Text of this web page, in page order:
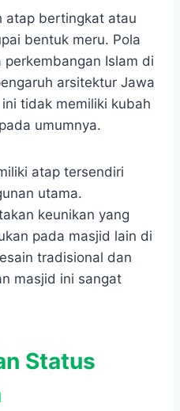
atap bertingkat atau
bentuk meru. Pola
Islam di
arsitektur Jawa
tidak memiliki kubah
umumnya.
atap tersendiri
utama.
keunikan yang
pada masjid lain di
tradisional dan
masjid ini sangat
Status